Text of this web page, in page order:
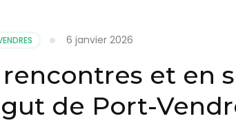
6 janvier 2026
rencontres et en
de Port-